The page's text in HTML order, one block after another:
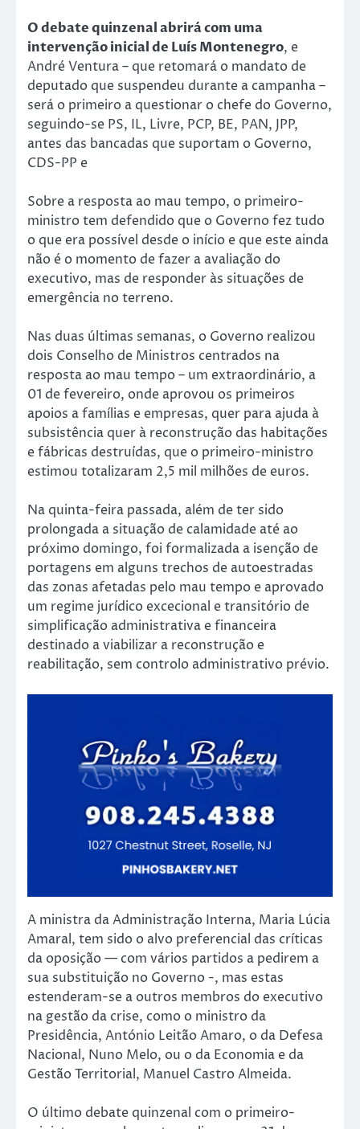
O debate quinzenal abrirá com uma
intervenção inicial de Luís Montenegro, e
André Ventura – que retomará o mandato de
deputado que suspendeu durante a campanha –
será o primeiro a questionar o chefe do Governo,
seguindo-se PS, IL, Livre, PCP, BE, PAN, JPP,
antes das bancadas que suportam o Governo,
CDS-PP e
Sobre a resposta ao mau tempo, o primeiro-
ministro tem defendido que o Governo fez tudo
o que era possível desde o início e que este ainda
não é o momento de fazer a avaliação do
executivo, mas de responder às situações de
emergência no terreno.
Nas duas últimas semanas, o Governo realizou
dois Conselho de Ministros centrados na
resposta ao mau tempo – um extraordinário, a
01 de fevereiro, onde aprovou os primeiros
apoios a famílias e empresas, quer para ajuda à
subsistência quer à reconstrução das habitações
e fábricas destruídas, que o primeiro-ministro
estimou totalizaram 2,5 mil milhões de euros.
Na quinta-feira passada, além de ter sido
prolongada a situação de calamidade até ao
próximo domingo, foi formalizada a isenção de
portagens em alguns trechos de autoestradas
das zonas afetadas pelo mau tempo e aprovado
um regime jurídico excecional e transitório de
simplificação administrativa e financeira
destinado a viabilizar a reconstrução e
reabilitação, sem controlo administrativo prévio.
A ministra da Administração Interna, Maria Lúcia
Amaral, tem sido o alvo preferencial das críticas
da oposição — com vários partidos a pedirem a
sua substituição no Governo -, mas estas
estenderam-se a outros membros do executivo
na gestão da crise, como o ministro da
Presidência, António Leitão Amaro, o da Defesa
Nacional, Nuno Melo, ou o da Economia e da
Gestão Territorial, Manuel Castro Almeida.
O último debate quinzenal com o primeiro-